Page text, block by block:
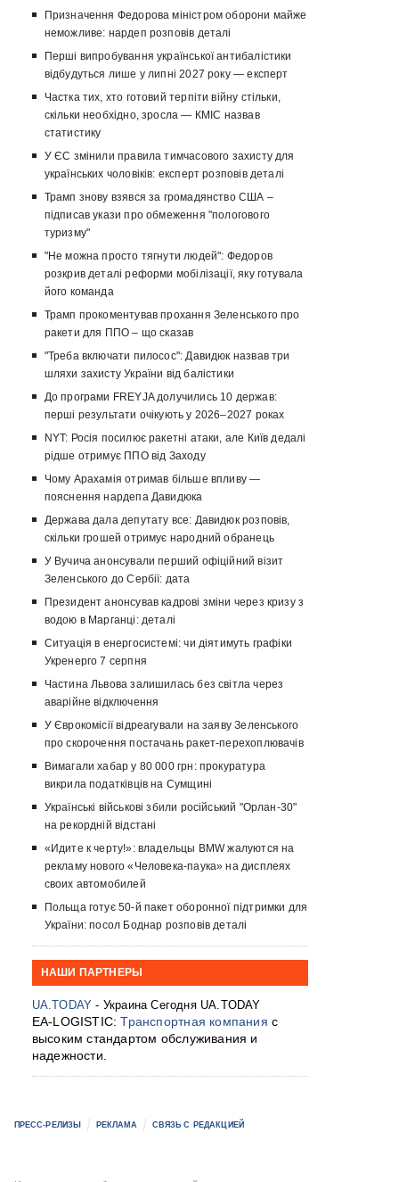
Призначення Федорова міністром оборони майже
неможливе: нардеп розповів деталі
Перші випробування української антибалістики
відбудуться лише у липні 2027 року — експерт
Частка тих, хто готовий терпіти війну стільки,
скільки необхідно, зросла — КМІС назвав
статистику
У ЄС змінили правила тимчасового захисту для
українських чоловіків: експерт розповів деталі
Трамп знову взявся за громадянство США –
підписав укази про обмеження "пологового
туризму"
"Не можна просто тягнути людей": Федоров
розкрив деталі реформи мобілізації, яку готувала
його команда
Трамп прокоментував прохання Зеленського про
ракети для ППО – що сказав
"Треба включати пилосос": Давидюк назвав три
шляхи захисту України від балістики
До програми FREYJA долучились 10 держав:
перші результати очікують у 2026–2027 роках
NYT: Росія посилює ракетні атаки, але Київ дедалі
рідше отримує ППО від Заходу
Чому Арахамія отримав більше впливу —
пояснення нардепа Давидюка
Держава дала депутату все: Давидюк розповів,
скільки грошей отримує народний обранець
У Вучича анонсували перший офіційний візит
Зеленського до Сербії: дата
Президент анонсував кадрові зміни через кризу з
водою в Марганці: деталі
Ситуація в енергосистемі: чи діятимуть графіки
Укренерго 7 серпня
Частина Львова залишилась без світла через
аварійне відключення
У Єврокомісії відреагували на заяву Зеленського
про скорочення постачань ракет-перехоплювачів
Вимагали хабар у 80 000 грн: прокуратура
викрила податківців на Сумщині
Українські військові збили російський "Орлан-30"
на рекордній відстані
«Идите к черту!»: владельцы BMW жалуются на
рекламу нового «Человека-паука» на дисплеях
своих автомобилей
Польща готує 50-й пакет оборонної підтримки для
України: посол Боднар розповів деталі
НАШИ ПАРТНЕРЫ
UA.TODAY - Украина Сегодня UA.TODAY
EA-LOGISTIC:Транспортная компания с
высоким стандартом обслуживания и
надежности.
ПРЕСС-РЕЛИЗЫ РЕКЛАМА СВЯЗЬ С РЕДАКЦИЕЙ